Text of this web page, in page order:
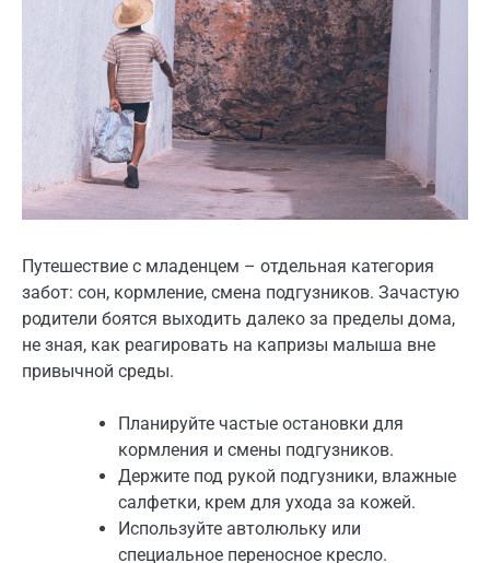
Путешествие с младенцем – отдельная категория
забот: сон, кормление, смена подгузников. Зачастую
родители боятся выходить далеко за пределы дома,
не зная, как реагировать на капризы малыша вне
привычной среды.
Планируйте частые остановки для
кормления и смены подгузников.
Держите под рукой подгузники, влажные
салфетки, крем для ухода за кожей.
Используйте автолюльку или
специальное переносное кресло.